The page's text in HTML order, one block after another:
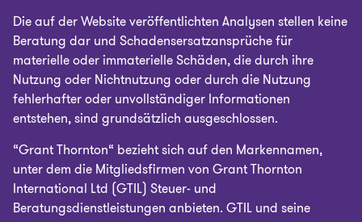
Die auf der Website veröffentlichten Analysen stellen keine
Beratung dar und Schadensersatzansprüche für
materielle oder immaterielle Schäden, die durch ihre
Nutzung oder Nichtnutzung oder durch die Nutzung
fehlerhafter oder unvollständiger Informationen
entstehen, sind grundsätzlich ausgeschlossen.
“Grant Thornton“ bezieht sich auf den Markennamen,
unter dem die Mitgliedsfirmen von Grant Thornton
International Ltd (GTIL) Steuer- und
Beratungsdienstleistungen anbieten. GTIL und seine